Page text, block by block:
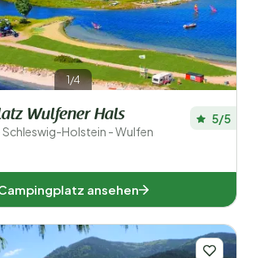
1/4
Wulfener Hals
Holstein - Wulfen
5/5
ansehen